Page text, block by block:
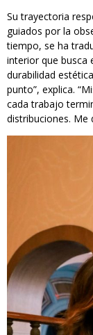
Su trayectoria
guiados por la
tiempo, se ha
interior que busca
durabilidad
punto”, explica.
cada trabajo
distribuciones. Me